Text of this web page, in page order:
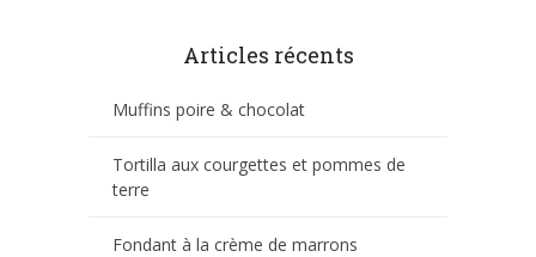
Articles récents
Muffins poire & chocolat
Tortilla aux courgettes et pommes de
terre
Fondant à la crème de marrons